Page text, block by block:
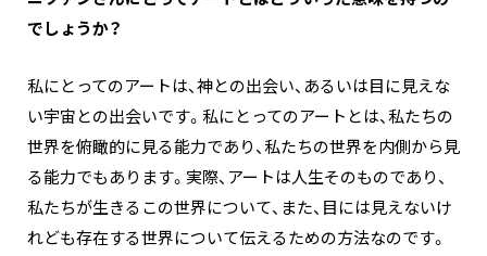
でしょうか？
私にとってのアートは、神との出会い、あるいは目に見えな
い宇宙との出会いです。私にとってのアートとは、私たちの
世界を俯瞰的に見る能力であり、私たちの世界を内側から見
る能力でもあります。実際、アートは人生そのものであり、
私たちが生きるこの世界について、また、目には見えないけ
れども存在する世界について伝えるための方法なのです。